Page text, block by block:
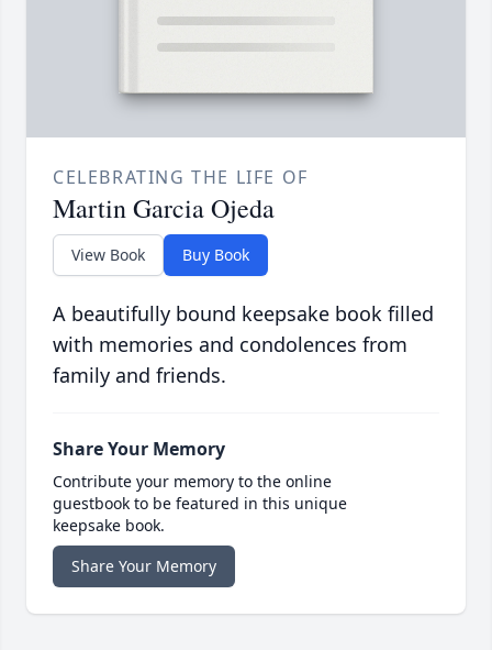
CELEBRATING THE LIFE OF
Martin Garcia Ojeda
View Book Buy Book
A beautifully bound keepsake book filled
with memories and condolences from
family and friends.
Share Your Memory
Contribute your memory to the online
guestbook to be featured in this unique
keepsake book.
Share Your Memory